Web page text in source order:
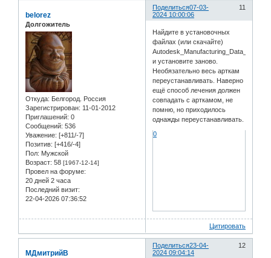
Поделиться 11
07-03-
2024 10:00:06
belorez
Долгожитель
Откуда: Белгород. Россия
Зарегистрирован: 11-01-2012
Приглашений: 0
Сообщений: 536
Уважение: [+811/-7]
Позитив: [+416/-4]
Пол: Мужской
Возраст: 58 [1967-12-14]
Провел на форуме:
20 дней 2 часа
Последний визит:
22-04-2026 07:36:52
Найдите в установочных
файлах (или скачайте)
и установите заново.
Необязательно весь арткам
переустанавливать. Наверно
ещё способ лечения должен
совпадать с арткамом, не
помню, но приходилось
однажды переустанавливать.
0
Цитировать
Поделиться 12
23-04-
2024 09:04:14
МДмитрийВ